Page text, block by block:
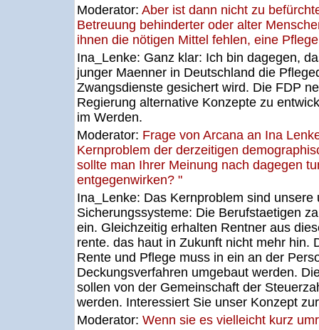
Moderator: Aber ist dann nicht zu
Betreuung behinderter oder alter
ihnen die nötigen Mittel fehlen, eine
Ina_Lenke: Ganz klar: Ich bin dagegen,
junger Maenner in Deutschland die
Zwangsdienste gesichert wird. Die FDP
Regierung alternative Konzepte zu
im Werden.
Moderator: Frage von Arcana an Ina
Kernproblem der derzeitigen
sollte man Ihrer Meinung nach dagegen
entgegenwirken? "
Ina_Lenke: Das Kernproblem sind
Sicherungssysteme: Die Berufstaetigen
ein. Gleichzeitig erhalten Rentner aus
rente. das haut in Zukunft nicht mehr hin.
Rente und Pflege muss in ein an der
Deckungsverfahren umgebaut werden.
sollen von der Gemeinschaft der
werden. Interessiert Sie unser Konzept
Moderator: Wenn sie es vielleicht kurz